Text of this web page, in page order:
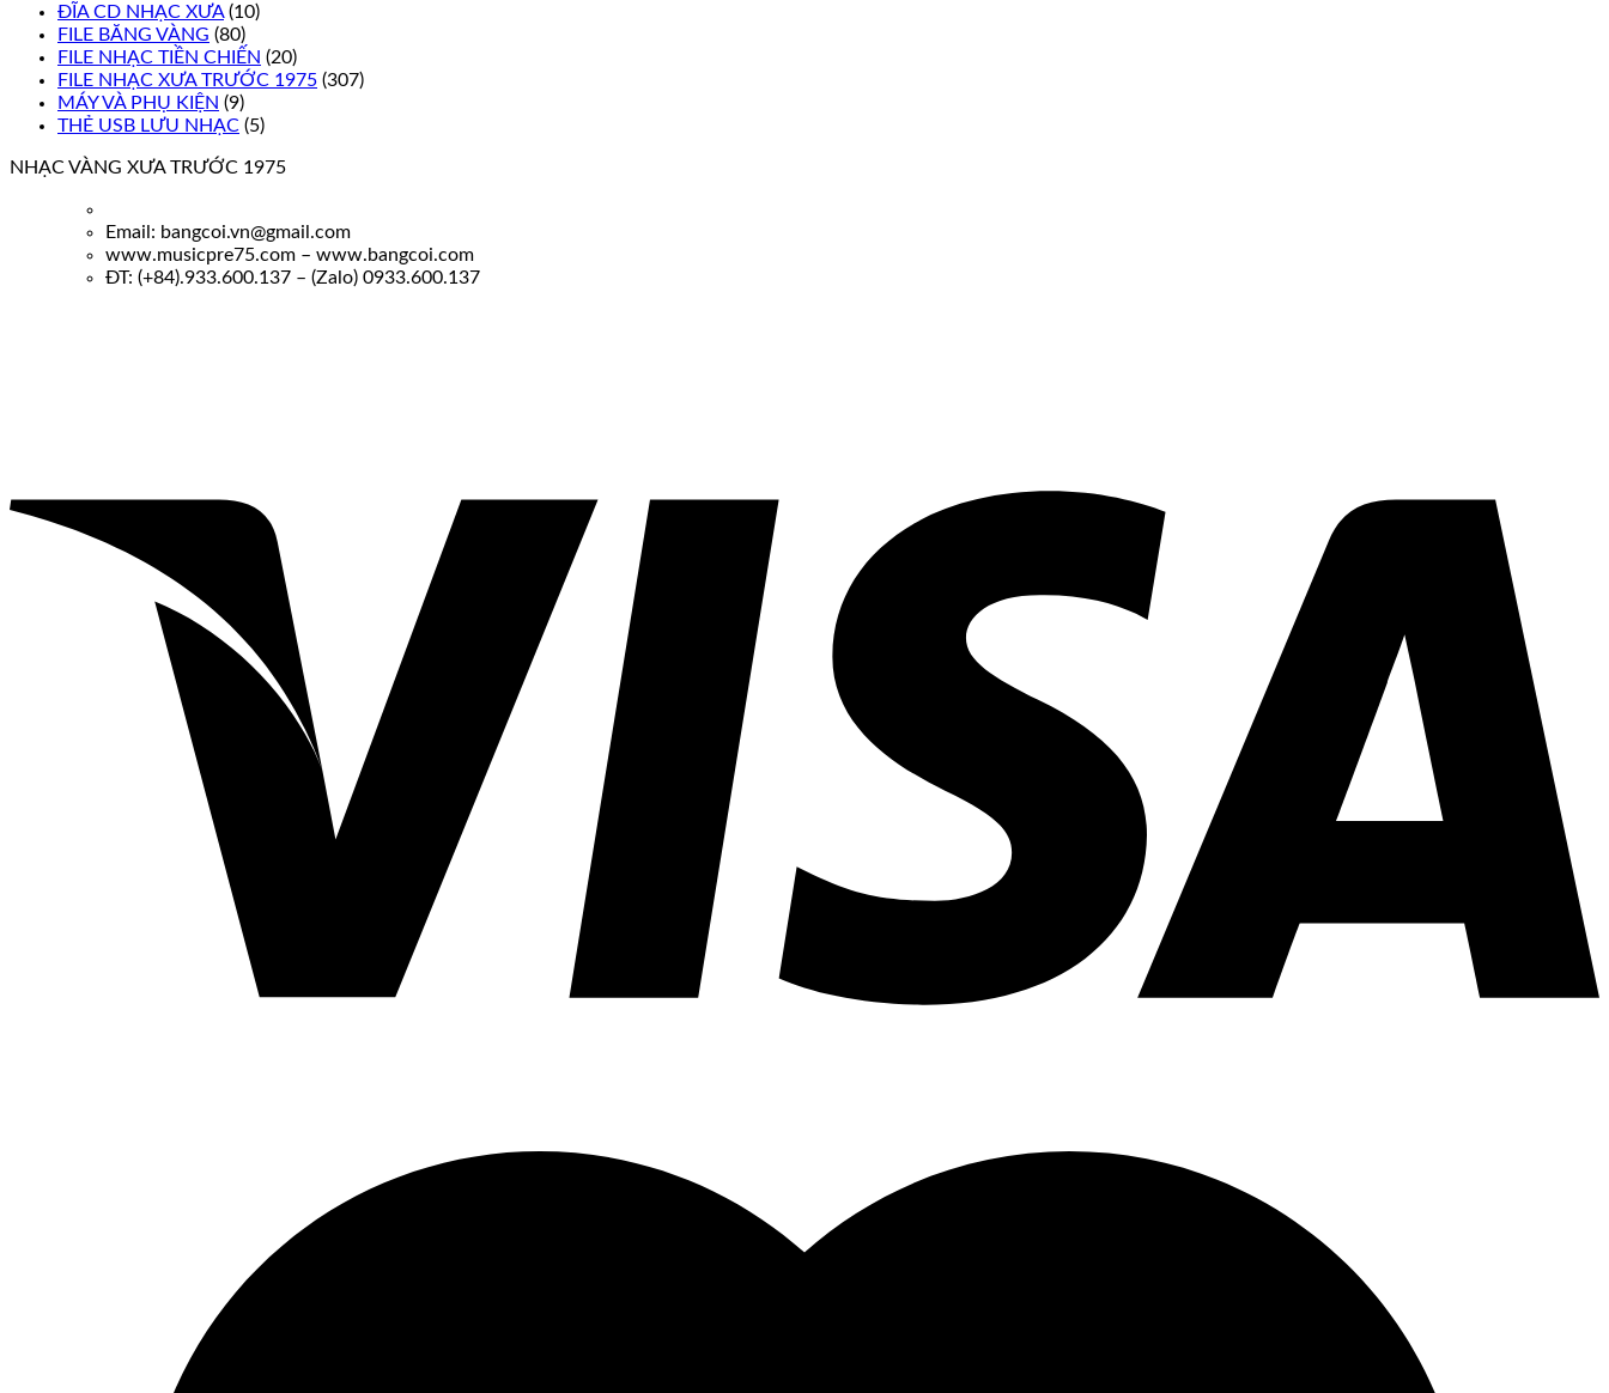
ĐĨA CD NHẠC XƯA (10)
FILE BĂNG VÀNG (80)
FILE NHẠC TIỀN CHIẾN (20)
FILE NHẠC XƯA TRƯỚC 1975 (307)
MÁY VÀ PHỤ KIỆN (9)
THẺ USB LƯU NHẠC (5)
NHẠC VÀNG XƯA TRƯỚC 1975
Email: bangcoi.vn@gmail.com
www.musicpre75.com – www.bangcoi.com
ĐT: (+84).933.600.137 – (Zalo) 0933.600.137